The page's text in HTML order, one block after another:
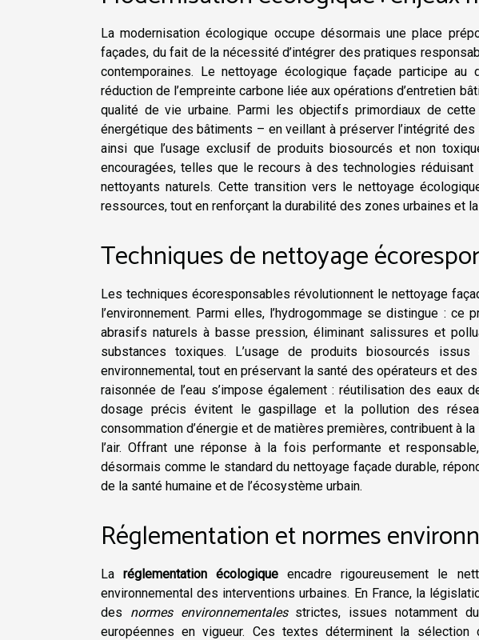
La modernisation écologique occupe désormais une place
façades, du fait de la nécessité d’intégrer des pratiques
contemporaines. Le nettoyage écologique façade participe au
réduction de l’empreinte carbone liée aux opérations d’entretien
qualité de vie urbaine. Parmi les objectifs primordiaux de cette
énergétique des bâtiments – en veillant à préserver l’intégrité
ainsi que l’usage exclusif de produits biosourcés et non
encouragées, telles que le recours à des technologies réduisant
nettoyants naturels. Cette transition vers le nettoyage
ressources, tout en renforçant la durabilité des zones urbaines et
Techniques de nettoyage
Les techniques écoresponsables révolutionnent le nettoyage
l’environnement. Parmi elles, l’hydrogommage se distingue : ce
abrasifs naturels à basse pression, éliminant salissures et
substances toxiques. L’usage de produits biosourcés
environnemental, tout en préservant la santé des opérateurs et
raisonnée de l’eau s’impose également : réutilisation des eaux
dosage précis évitent le gaspillage et la pollution des
consommation d’énergie et de matières premières, contribuent à
l’air. Offrant une réponse à la fois performante et
désormais comme le standard du nettoyage façade durable,
de la santé humaine et de l’écosystème urbain.
Réglementation et normes
Laréglementation écologique encadre rigoureusement le
environnemental des interventions urbaines. En France, la
des normes environnementalesstrictes, issues notamment
européennes en vigueur. Ces textes déterminent la